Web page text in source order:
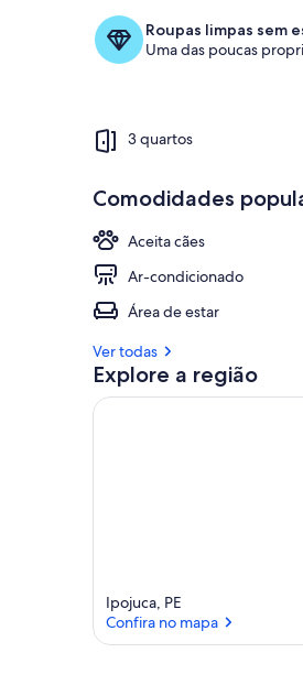
Roupas limpas sem
Uma das poucas
3 quartos
Comodidades
Aceita cães
Ar-condicionado
Área de estar
Ver todas
Explore a região
Ipojuca, PE
Confira no mapa